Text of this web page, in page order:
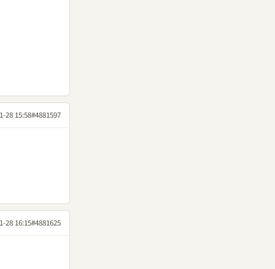
28 15:58#4881597
28 16:15#4881625